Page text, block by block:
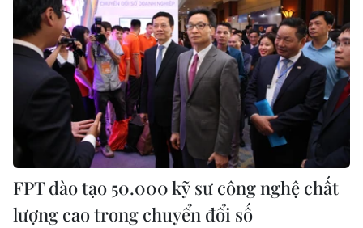
FPT đào tạo 50.000 kỹ sư công nghệ chất
lượng cao trong chuyển đổi số